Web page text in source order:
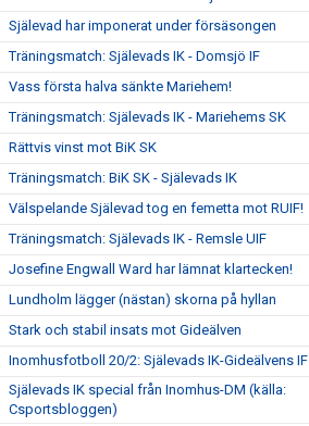
Själevad har imponerat under försäsongen
Träningsmatch: Själevads IK - Domsjö IF
Vass första halva sänkte Mariehem!
Träningsmatch: Själevads IK - Mariehems SK
Rättvis vinst mot BiK SK
Träningsmatch: BiK SK - Själevads IK
Välspelande Själevad tog en femetta mot RUIF!
Träningsmatch: Själevads IK - Remsle UIF
Josefine Engwall Ward har lämnat klartecken!
Lundholm lägger (nästan) skorna på hyllan
Stark och stabil insats mot Gideälven
Inomhusfotboll 20/2: Själevads IK-Gideälvens IF
Själevads IK special från Inomhus-DM (källa:
Csportsbloggen)